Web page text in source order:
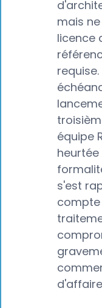
mais
licence
équipe
s'est
compte